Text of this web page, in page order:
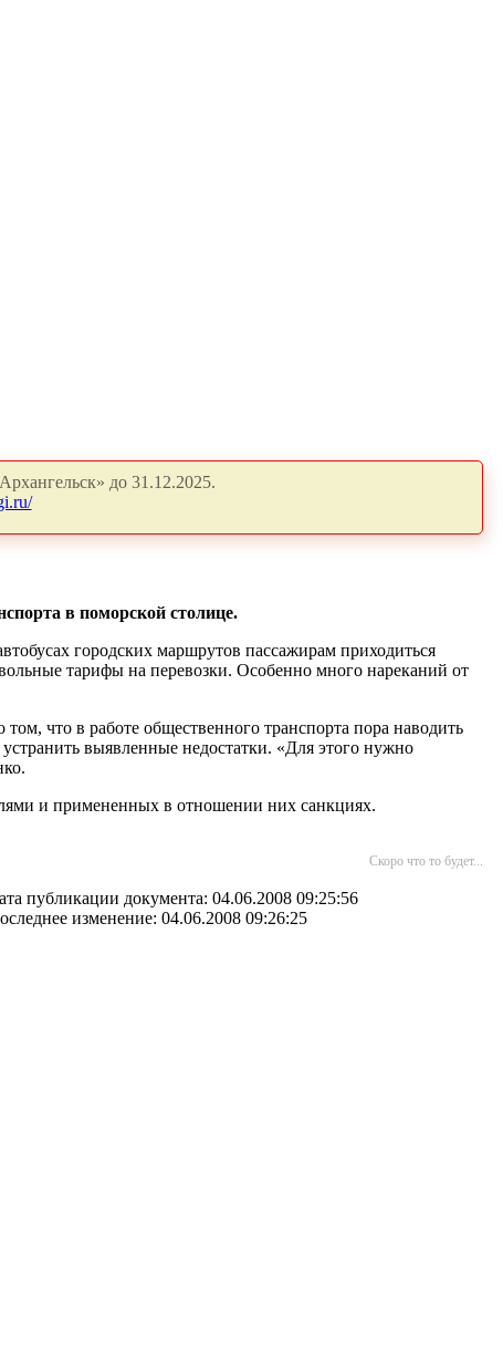
до 31.12.2025.
в поморской столице.
городских маршрутов пассажирам приходиться
тарифы на перевозки. Особенно много нареканий от
том, что в работе общественного транспорта пора наводить
выявленные недостатки. «Для этого нужно
и примененных в отношении них санкциях.
Скоро что то будет...
публикации документа: 04.06.2008 09:25:56
изменение: 04.06.2008 09:26:25